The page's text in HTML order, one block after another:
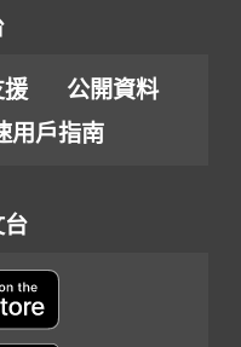
公開資料
用戶指南